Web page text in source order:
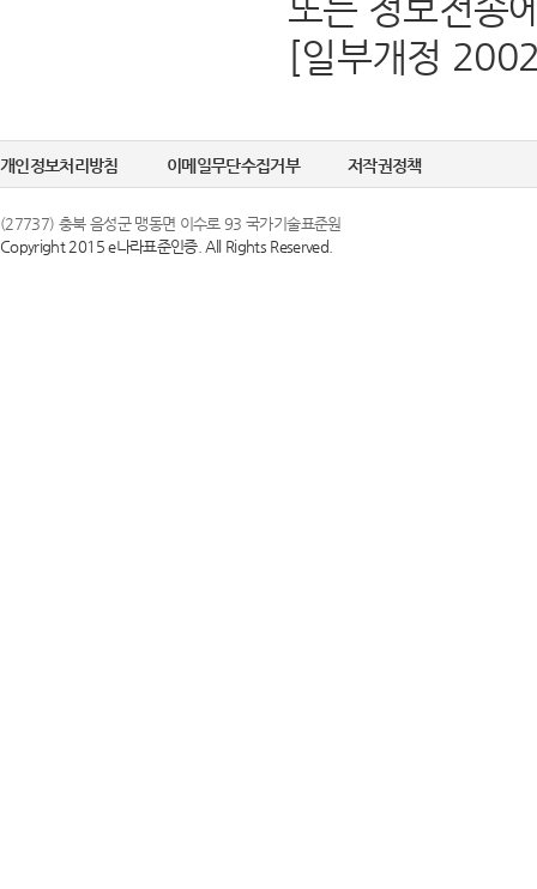
[일부개정
개인정보처리방침 이메일무단수집거부 저작권정책
(27737) 충북 음성군 맹동면 이수로 93 국가기술표준원
Copyright 2015 e나라표준인증. All Rights Reserved.